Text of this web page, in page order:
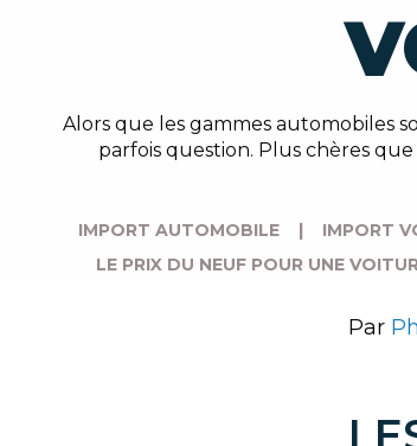
Alors que les gammes automobiles
parfois question. Plus chères
IMPORT AUTOMOBILE | IMPORT
LE PRIX DU NEUF POUR UNE
Par